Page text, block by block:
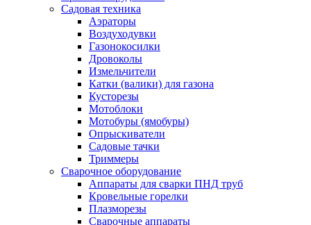
Садовая техника
Аэраторы
Воздуходувки
Газонокосилки
Дровоколы
Измельчители
Катки (валики) для газона
Кусторезы
Мотоблоки
Мотобуры (ямобуры)
Опрыскиватели
Садовые тачки
Триммеры
Сварочное оборудование
Аппараты для сварки ПНД труб
Кровельные горелки
Плазморезы
Сварочные аппараты